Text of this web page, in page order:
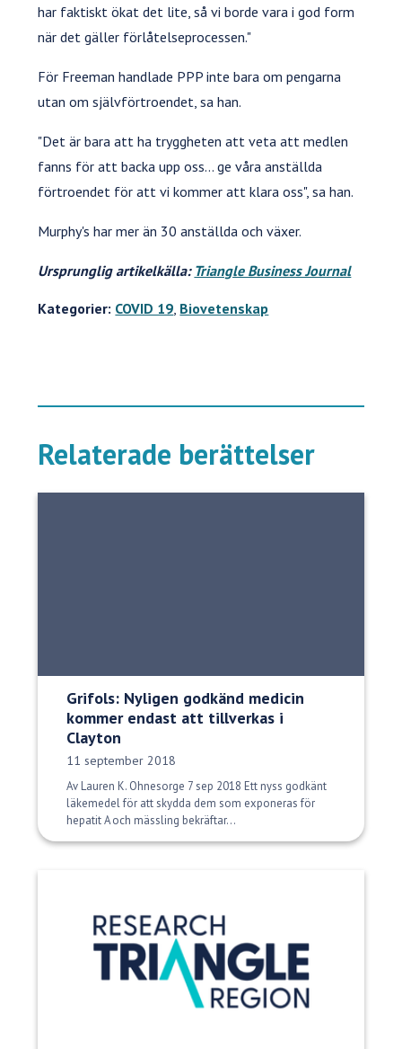
har faktiskt ökat det lite, så vi borde vara i god form
när det gäller förlåtelseprocessen."
För Freeman handlade PPP inte bara om pengarna
utan om självförtroendet, sa han.
"Det är bara att ha tryggheten att veta att medlen
fanns för att backa upp oss... ge våra anställda
förtroendet för att vi kommer att klara oss", sa han.
Murphy's har mer än 30 anställda och växer.
Ursprunglig artikelkälla: Triangle Business Journal
Kategorier: COVID 19 Biovetenskap
Relaterade berättelser
Grifols: Nyligen godkänd medicin
kommer endast att tillverkas i
Clayton
Publiceringsdatum:
11 september 2018
Av Lauren K. Ohnesorge 7 sep 2018 Ett nyss godkänt
läkemedel för att skydda dem som exponeras för
hepatit A och mässling bekräftar...